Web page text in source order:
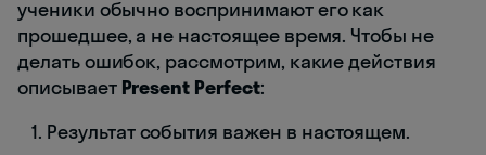
ученики обычно воспринимают его как
прошедшее, а не настоящее время. Чтобы не
делать ошибок, рассмотрим, какие действия
описывает Present Perfect:
Результат события важен в настоящем.